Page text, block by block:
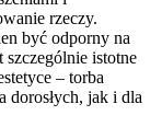
rzeczy.
być odporny na
szczególnie istotne
– torba
dorosłych, jak i dla